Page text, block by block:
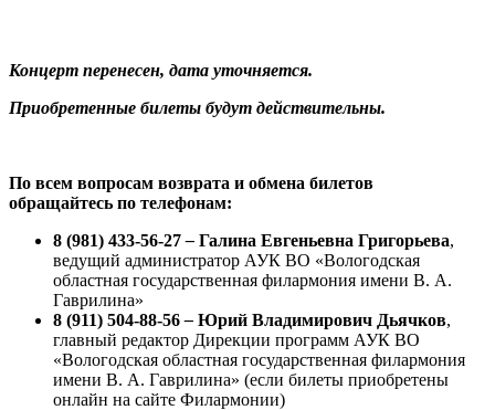
Концерт перенесен, дата уточняется.
Приобретенные билеты будут действительны.
По всем вопросам возврата и обмена билетов
обращайтесь по телефонам:
8 (981) 433-56-27– Галина Евгеньевна Григорьева,
ведущий администратор АУК ВО «Вологодская
областная государственная филармония имени В. А.
Гаврилина»
8 (911) 504-88-56 – Юрий Владимирович Дьячков,
главный редактор Дирекции программ АУК ВО
«Вологодская областная государственная филармония
имени В. А. Гаврилина» (если билеты приобретены
онлайн на сайте Филармонии)